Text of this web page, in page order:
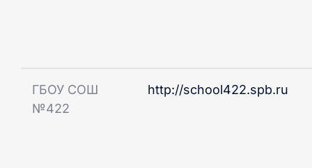
ГБОУ СОШ
№422
http://school422.spb.ru